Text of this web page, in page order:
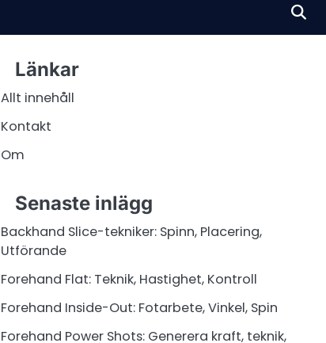
Länkar
Allt innehåll
Kontakt
Om
Senaste inlägg
Backhand Slice-tekniker: Spinn, Placering,
Utförande
Forehand Flat: Teknik, Hastighet, Kontroll
Forehand Inside-Out: Fotarbete, Vinkel, Spin
Forehand Power Shots: Generera kraft, teknik,